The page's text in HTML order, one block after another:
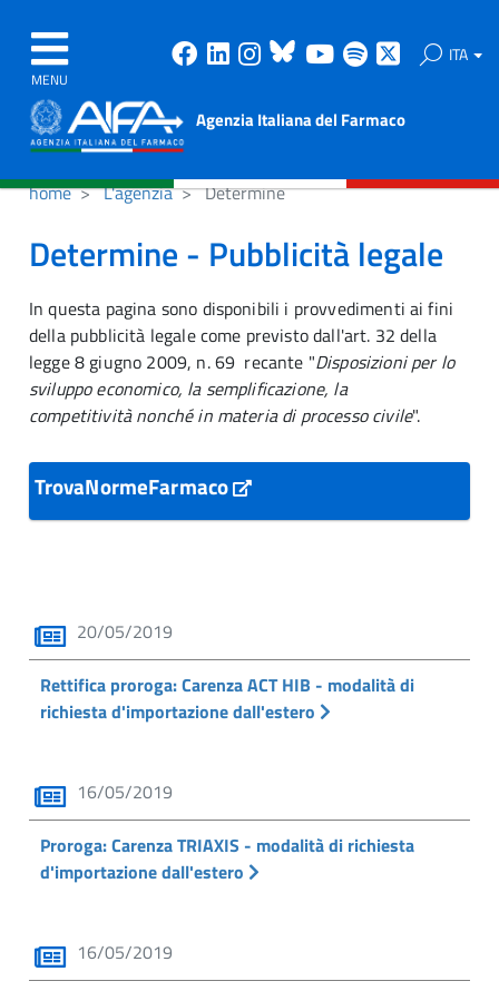
MENU
Facebook
Linkedin
Instagram
Bluesky
Youtube
Spotify ITA
Agenzia Italiana del Farmaco
home L'agenzia Determine
Determine - Pubblicità legale
In questa pagina sono disponibili i provvedimenti ai fini
della pubblicità legale come previsto dall'art. 32 della
legge 8 giugno 2009, n. 69 recante "Disposizioni per lo
sviluppo economico, la semplificazione, la
competitività nonché in materia di processo civile".
TrovaNormeFarmaco
20/05/2019
Rettifica proroga: Carenza ACT HIB - modalità di
richiesta d'importazione dall'estero
16/05/2019
Proroga: Carenza TRIAXIS - modalità di richiesta
d'importazione dall'estero
16/05/2019